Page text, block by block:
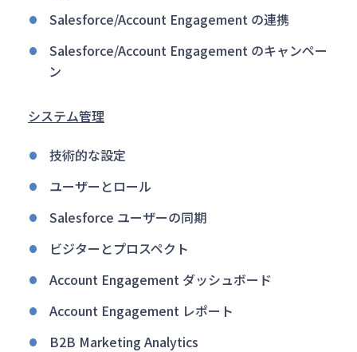
Salesforce/Account Engagement の連携
Salesforce/Account Engagement のキャンペー
ン
システム管理
技術的な設定
ユーザーとロール
Salesforce ユーザーの同期
ビジターとプロスペクト
Account Engagement ダッシュボード
Account Engagement レポート
B2B Marketing Analytics